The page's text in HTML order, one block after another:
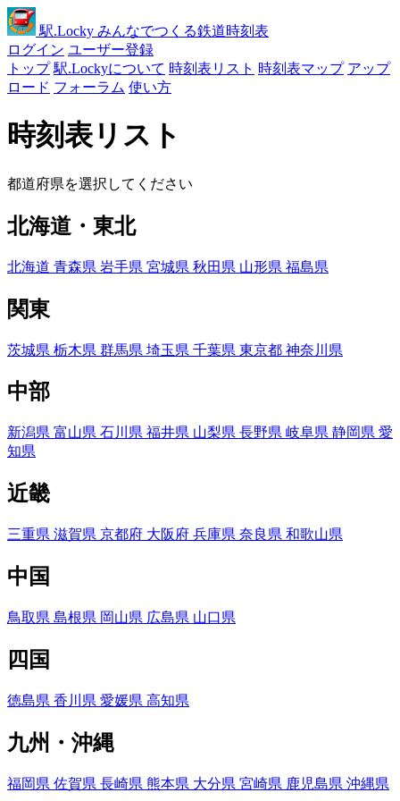
駅.Locky みんなでつくる鉄道時刻表
ログイン ユーザー登録
トップ 駅.Lockyについて 時刻表リスト 時刻表マップ アップ
ロード フォーラム 使い方
時刻表リスト
都道府県を選択してください
北海道・東北
北海道 青森県 岩手県 宮城県 秋田県 山形県 福島県
関東
茨城県 栃木県 群馬県 埼玉県 千葉県 東京都 神奈川県
中部
新潟県 富山県 石川県 福井県 山梨県 長野県 岐阜県 静岡県 愛
知県
近畿
三重県 滋賀県 京都府 大阪府 兵庫県 奈良県 和歌山県
中国
鳥取県 島根県 岡山県 広島県 山口県
四国
徳島県 香川県 愛媛県 高知県
九州・沖縄
福岡県 佐賀県 長崎県 熊本県 大分県 宮崎県 鹿児島県 沖縄県